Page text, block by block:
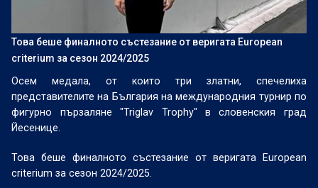
Това беше финалното състезание от веригата European
criterium за сезон 2024/2025
Осем медала, от които три златни, спечелиха
представителите на България на международния турнир по
фигурно пързаляне "Triglav Trophy" в словенския град
Йесенице.
Това беше финалното състезание от веригата European
criterium за сезон 2024/2025.